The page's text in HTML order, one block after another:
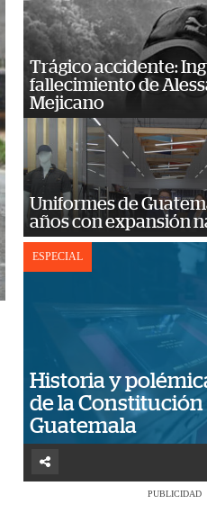
Trágico accidente:
fallecimiento de
Mejicano
Uniformes de
años con expansión
ESPECIAL
Historia y
de la Constitución
Guatemala
PUBLICIDAD